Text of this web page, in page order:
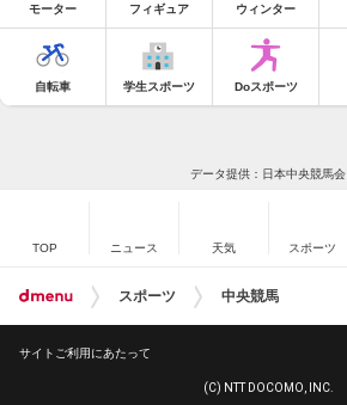
モーター フィギュア ウィンター
自転車 学生スポーツ Doスポーツ
データ提供：日本中央競馬会
TOP ニュース 天気 スポーツ
スポーツ 中央競馬
サイトご利用にあたって
(C) NTT DOCOMO, INC.